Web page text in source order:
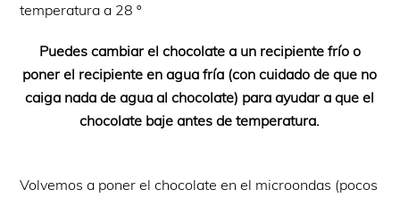
temperatura a 28 º
Puedes cambiar el chocolate a un recipiente frío o
poner el recipiente en agua fría (con cuidado de que no
caiga nada de agua al chocolate) para ayudar a que el
chocolate baje antes de temperatura.
Volvemos a poner el chocolate en el microondas (pocos